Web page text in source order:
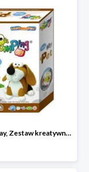
Jumping Clay, Zestaw kreatywny piesek - Beagle